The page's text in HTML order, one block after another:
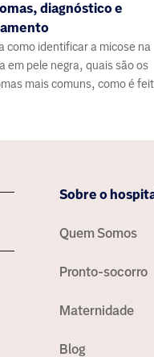
diagnóstico e
como identificar a micose na
em pele negra, quais são os
mais comuns, como é
Sobre o
Quem Somos
Pronto-socorro
Maternidade
Blog